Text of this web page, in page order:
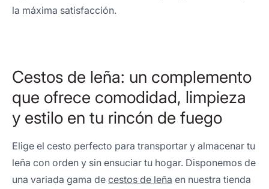
la máxima satisfacción.
Cestos de leña: un complemento
que ofrece comodidad, limpieza
y estilo en tu rincón de fuego
Elige el cesto perfecto para transportar y almacenar tu
leña con orden y sin ensuciar tu hogar. Disponemos de
una variada gama de cestos de leña en nuestra tienda